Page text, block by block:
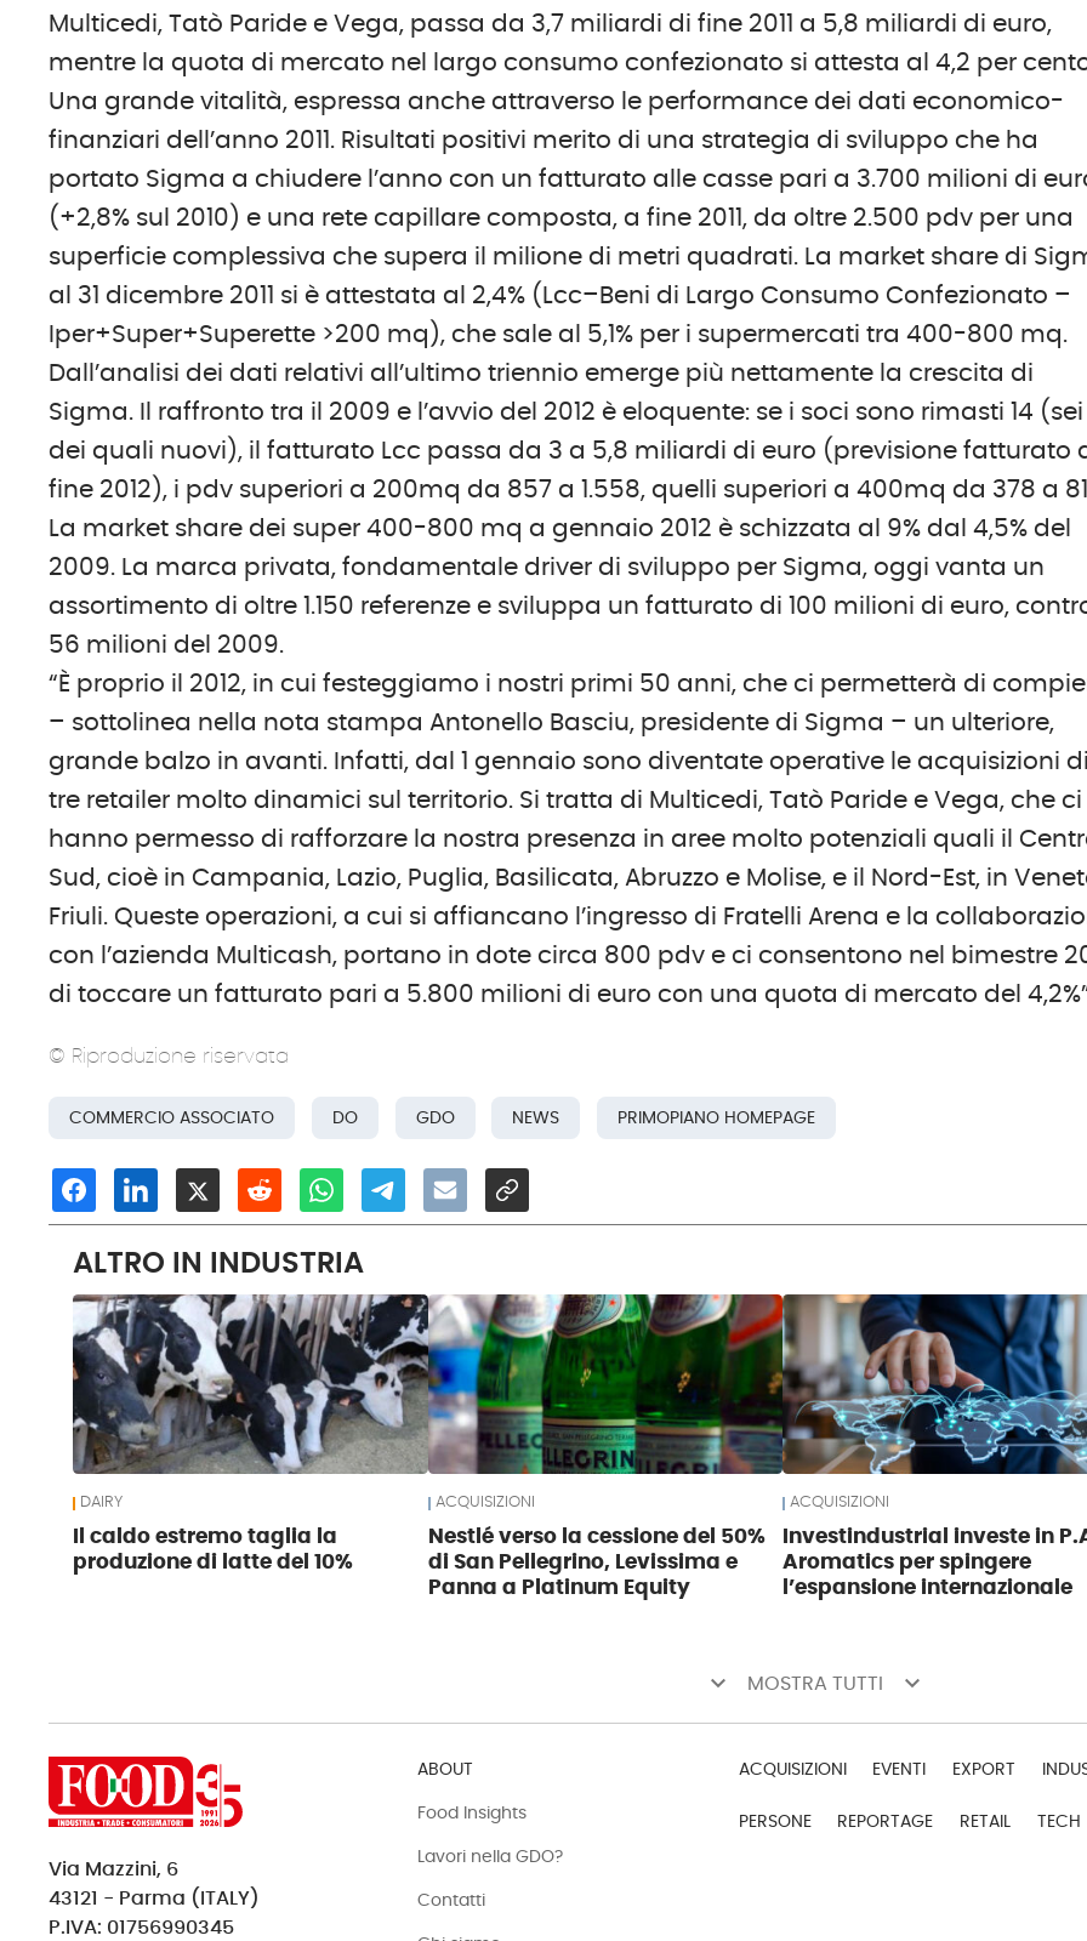
Multicedi, Tatò Paride e Vega, passa da 3,7 miliardi di fine 2011 a 5,8 miliardi di euro,
mentre la quota di mercato nel largo consumo confezionato si attesta al 4,2 per
Una grande vitalità, espressa anche attraverso le performance dei dati economico-
finanziari dell’anno 2011. Risultati positivi merito di una strategia di sviluppo che ha
portato Sigma a chiudere l’anno con un fatturato alle casse pari a 3.700 milioni di
(+2,8% sul 2010) e una rete capillare composta, a fine 2011, da oltre 2.500 pdv per una
superficie complessiva che supera il milione di metri quadrati. La market share di
al 31 dicembre 2011 si è attestata al 2,4% (Lcc–Beni di Largo Consumo Confezionato –
Iper+Super+Superette >200 mq), che sale al 5,1% per i supermercati tra 400-800 mq.
Dall’analisi dei dati relativi all’ultimo triennio emerge più nettamente la crescita di
Sigma. Il raffronto tra il 2009 e l’avvio del 2012 è eloquente: se i soci sono rimasti 14 (sei
dei quali nuovi), il fatturato Lcc passa da 3 a 5,8 miliardi di euro (previsione fatturato
fine 2012), i pdv superiori a 200mq da 857 a 1.558, quelli superiori a 400mq da 378 a
La market share dei super 400-800 mq a gennaio 2012 è schizzata al 9% dal 4,5% del
2009. La marca privata, fondamentale driver di sviluppo per Sigma, oggi vanta un
assortimento di oltre 1.150 referenze e sviluppa un fatturato di 100 milioni di euro,
56 milioni del 2009.
“È proprio il 2012, in cui festeggiamo i nostri primi 50 anni, che ci permetterà di
– sottolinea nella nota stampa Antonello Basciu, presidente di Sigma – un ulteriore,
grande balzo in avanti. Infatti, dal 1 gennaio sono diventate operative le acquisizioni di
tre retailer molto dinamici sul territorio. Si tratta di Multicedi, Tatò Paride e Vega, che ci
hanno permesso di rafforzare la nostra presenza in aree molto potenziali quali il
Sud, cioè in Campania, Lazio, Puglia, Basilicata, Abruzzo e Molise, e il Nord-Est, in
Friuli. Queste operazioni, a cui si affiancano l’ingresso di Fratelli Arena e la
con l’azienda Multicash, portano in dote circa 800 pdv e ci consentono nel bimestre
di toccare un fatturato pari a 5.800 milioni di euro con una quota di mercato del
© Riproduzione riservata
COMMERCIO ASSOCIATO DO GDO NEWS PRIMOPIANO HOMEPAGE
ALTRO IN INDUSTRIA
DAIRY
Il caldo estremo taglia la
produzione di latte del 10%
ACQUISIZIONI
Nestlé verso la cessione del 50%
di San Pellegrino, Levissima e
Panna a Platinum Equity
ACQUISIZIONI
Investindustrial investe in
Aromatics per spingere
l’espansione internazionale
keyboard_arrow_down MOSTRA TUTTI keyboard_arrow_down
Via Mazzini, 6
43121 - Parma (ITALY)
P.IVA: 01756990345
ABOUT
Food Insights
Lavori nella GDO?
Contatti
ACQUISIZIONI EVENTI EXPORT
PERSONE REPORTAGE RETAIL TECH